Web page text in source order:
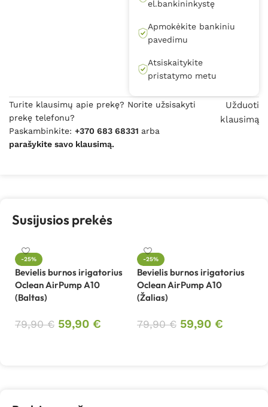
el.bankininkystę
Apmokėkite bankiniu
pavedimu
Atsiskaitykite
pristatymo metu
Turite klausimų apie prekę? Norite užsisakyti
prekę telefonu?
Paskambinkite: +370 683 68331 arba
parašykite savo klausimą.
Užduoti
klausimą
Susijusios prekės
-25%
Bevielis burnos irigatorius
Oclean AirPump A10
(Baltas)
79,90€ 59,90 €
-25%
Bevielis burnos irigatorius
Oclean AirPump A10
(Žalias)
79,90€ 59,90 €